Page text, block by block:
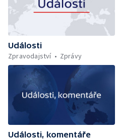
Události
Zpravodajství
Zprávy
Události, komentáře